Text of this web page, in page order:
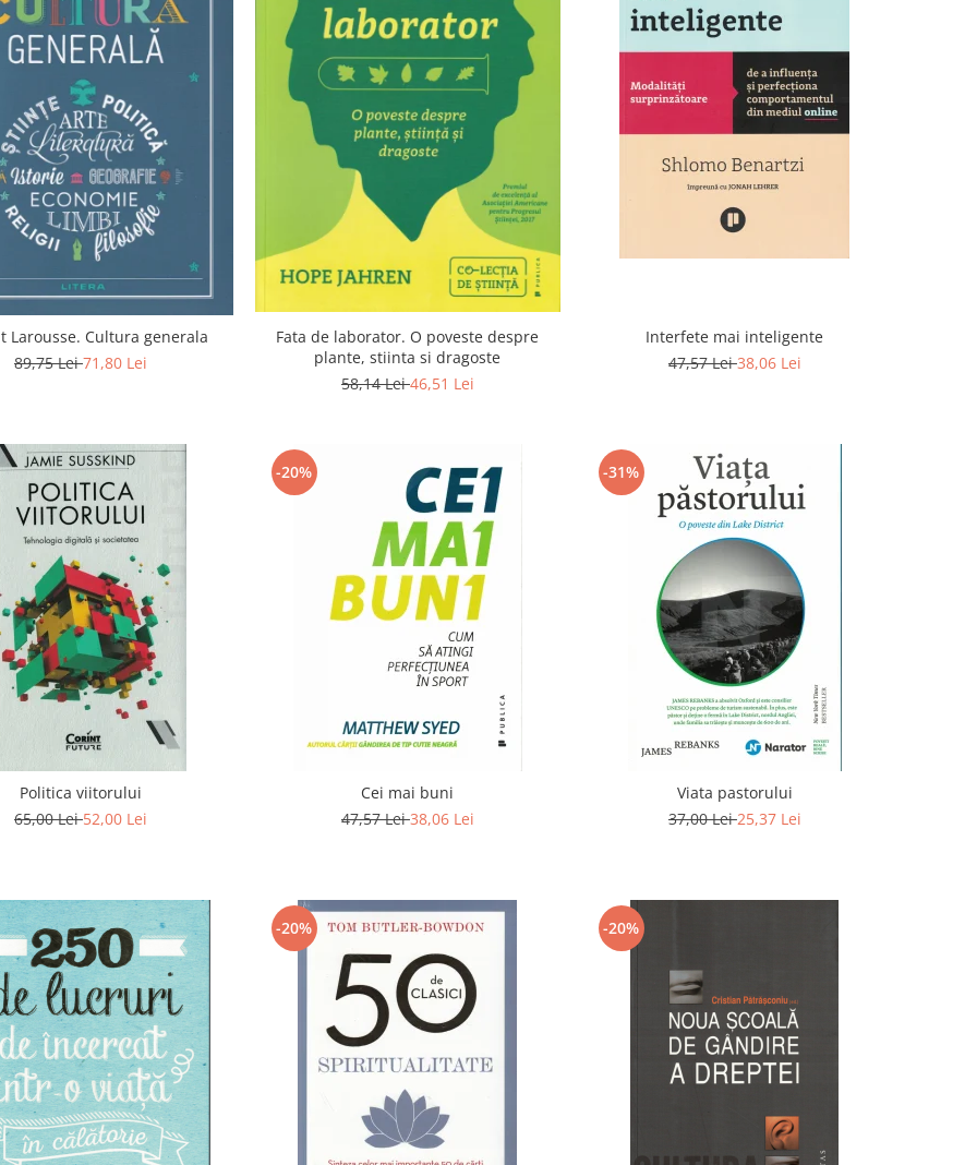
Larousse. Cultura generala
89,75 Lei71,80 Lei
Fata de laborator. O poveste despre
plante, stiinta si dragoste
58,14 Lei46,51 Lei
Interfete mai inteligente
47,57 Lei38,06 Lei
Politica viitorului
65,00 Lei52,00 Lei
-20%
Cei mai buni
47,57 Lei38,06 Lei
-31%
Viata pastorului
37,00 Lei25,37 Lei
-20% -20%